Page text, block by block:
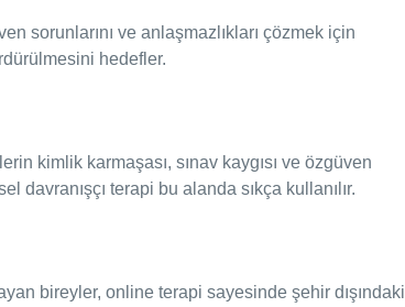
sorunlarını ve anlaşmazlıkları çözmek için
hedefler.
kimlik karmaşası, sınav kaygısı ve özgüven
davranışçı terapi bu alanda sıkça kullanılır.
bireyler, online terapi sayesinde şehir dışındaki